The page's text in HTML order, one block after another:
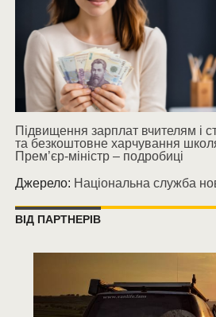
Підвищення зарплат вчителям і
та безкоштовне харчування
Прем’єр-міністр – подробиці
Джерело: Національна служба
ВІД ПАРТНЕРІВ